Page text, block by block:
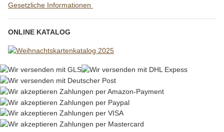
Gesetzliche Informationen
ONLINE KATALOG